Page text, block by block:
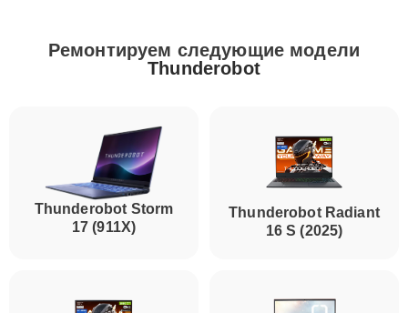
Ремонтируем следующие модели
Thunderobot
Thunderobot Storm
17 (911X)
Thunderobot Radiant
16 S (2025)